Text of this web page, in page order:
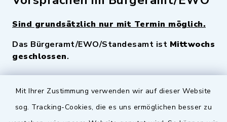
Mit Ihrer Zustimmung verwenden wir auf dieser Website
sog. Tracking-Cookies, die es uns ermöglichen besser zu
Sind grundsätzlich nur mit Termin möglich.
Das Bürgeramt/EWO/Standesamt ist Mittwochs
geschlossen.
Quicklinks